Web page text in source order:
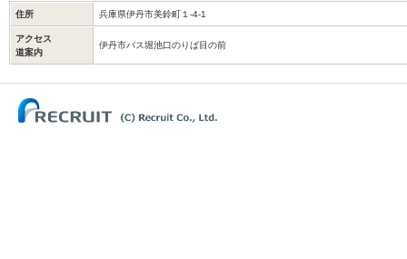
住所 兵庫県伊丹市美鈴町１-4-1
アクセス
道案内
伊丹市バス堀池口のりば目の前